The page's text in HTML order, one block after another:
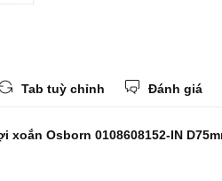
Tab tuỳ chỉnh Đánh giá
xoắn Osborn 0108608152-IN